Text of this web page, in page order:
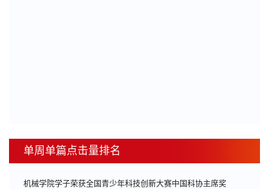
单周单篇点击量排名
机械学院学子荣获全国青少年科技创新大赛中国科协主席奖